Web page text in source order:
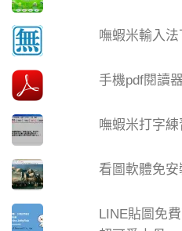
嘸蝦米輸入法
手機pdf閱讀
嘸蝦米打字
看圖軟體免
LINE貼圖免